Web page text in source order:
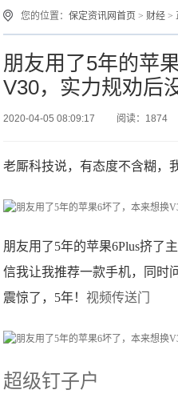
您的位置：保定资讯网首页 > 财经 >
朋友用了5年的苹
V30，实力规劝后
2020-04-05 08:09:17 阅读：1874
老厮科技说，有态度不含糊，
朋友用了5年的苹果6Plus挤了
信我让我推荐一款手机，同时
震惊了，5年！ 视频传送门
超级钉子户